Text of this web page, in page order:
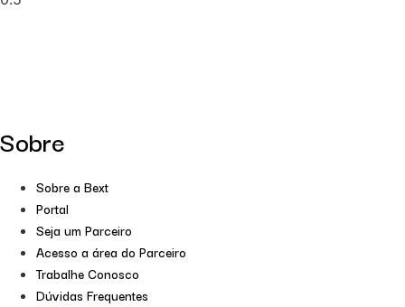
Sobre
Sobre a Bext
Portal
Seja um Parceiro
Acesso a área do Parceiro
Trabalhe Conosco
Dúvidas Frequentes